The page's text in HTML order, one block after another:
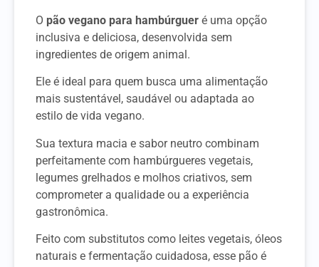
O pão vegano para hambúrguer é uma opção
inclusiva e deliciosa, desenvolvida sem
ingredientes de origem animal.
Ele é ideal para quem busca uma alimentação
mais sustentável, saudável ou adaptada ao
estilo de vida vegano.
Sua textura macia e sabor neutro combinam
perfeitamente com hambúrgueres vegetais,
legumes grelhados e molhos criativos, sem
comprometer a qualidade ou a experiência
gastronômica.
Feito com substitutos como leites vegetais, óleos
naturais e fermentação cuidadosa, esse pão é